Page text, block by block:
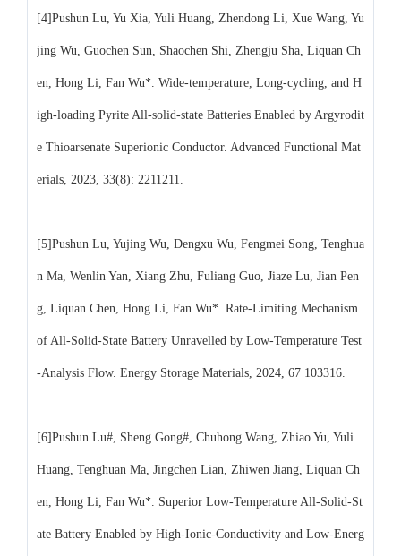
[4]Pushun Lu, Yu Xia, Yuli Huang, Zhendong Li, Xue Wang, Yu
jing Wu, Guochen Sun, Shaochen Shi, Zhengju Sha, Liquan Ch
en, Hong Li, Fan Wu*. Wide-temperature, Long-cycling, and H
igh-loading Pyrite All-solid-state Batteries Enabled by Argyrodit
e Thioarsenate Superionic Conductor. Advanced Functional Mat
erials, 2023, 33(8): 2211211.
[5]Pushun Lu, Yujing Wu, Dengxu Wu, Fengmei Song, Tenghua
n Ma, Wenlin Yan, Xiang Zhu, Fuliang Guo, Jiaze Lu, Jian Pen
g, Liquan Chen, Hong Li, Fan Wu*. Rate-Limiting Mechanism
of All-Solid-State Battery Unravelled by Low-Temperature Test
-Analysis Flow. Energy Storage Materials, 2024, 67 103316.
[6]Pushun Lu#, Sheng Gong#, Chuhong Wang, Zhiao Yu, Yuli
Huang, Tenghuan Ma, Jingchen Lian, Zhiwen Jiang, Liquan Ch
en, Hong Li, Fan Wu*. Superior Low-Temperature All-Solid-St
ate Battery Enabled by High-Ionic-Conductivity and Low-Energ